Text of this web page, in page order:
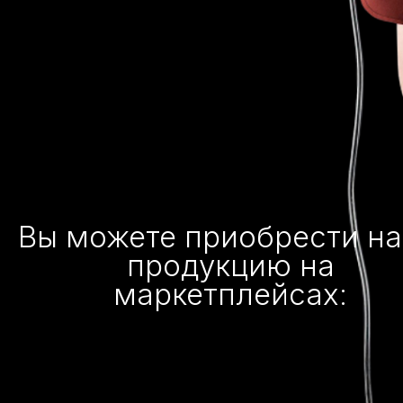
Вы можете приобрести
продукцию на
маркетплейсах: